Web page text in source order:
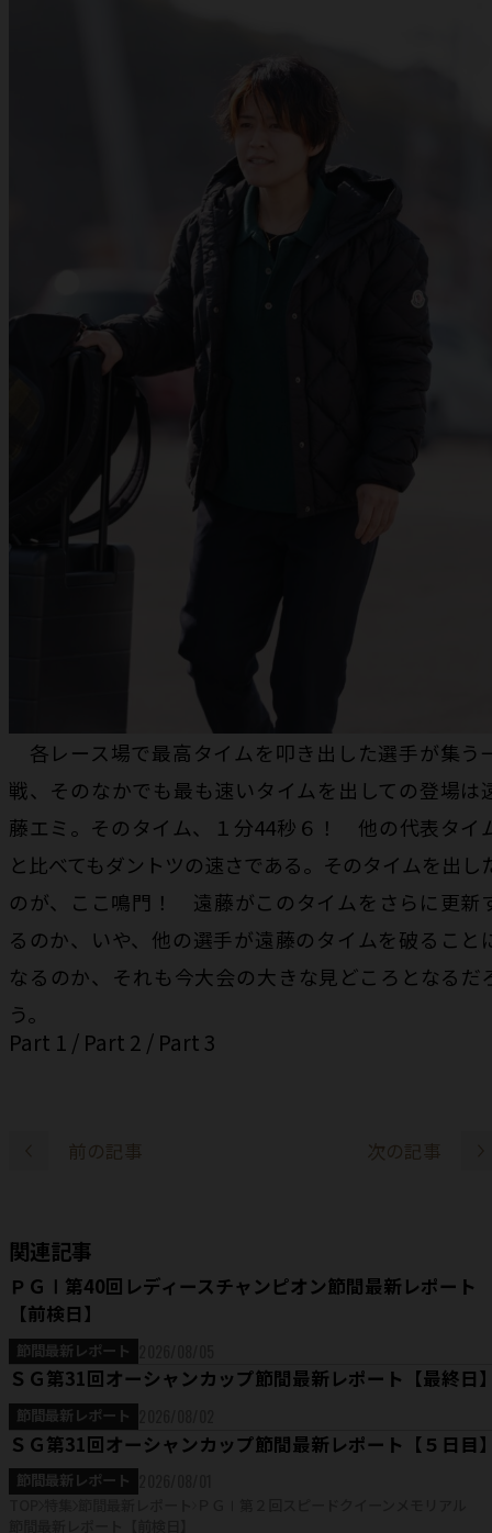
各レース場で最高タイムを叩き出した選手が集う
戦、そのなかでも最も速いタイムを出しての登場は
藤エミ。そのタイム、１分44秒６！ 他の代表タイ
と比べてもダントツの速さである。そのタイムを出し
のが、ここ鳴門！ 遠藤がこのタイムをさらに更新
るのか、いや、他の選手が遠藤のタイムを破ること
なるのか、それも今大会の大きな見どころとなるだ
う。
Part 1 / Part 2 / Part 3
前の記事 次の記事
関連記事
ＰＧⅠ第40回レディースチャンピオン節間最新レポート
【前検日】
節間最新レポート
ＳＧ第31回オーシャンカップ節間最新レポート【最終日
節間最新レポート
ＳＧ第31回オーシャンカップ節間最新レポート【５日目
節間最新レポート